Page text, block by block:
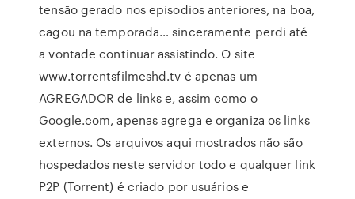
tensão gerado nos episodios anteriores, na boa,
cagou na temporada… sinceramente perdi até
a vontade continuar assistindo. O site
www.torrentsfilmeshd.tv é apenas um
AGREGADOR de links e, assim como o
Google.com, apenas agrega e organiza os links
externos. Os arquivos aqui mostrados não são
hospedados neste servidor todo e qualquer link
P2P (Torrent) é criado por usuários e